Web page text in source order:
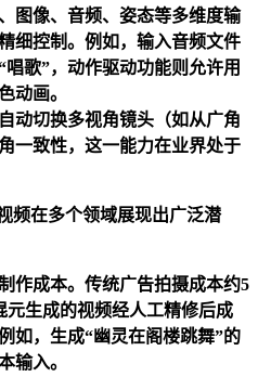
图像、音频、姿态等多维度输
细控制。例如，输入音频文件
歌”，动作驱动功能则允许用
动画。
动切换多视角镜头（如从广角
一致性，这一能力在业界处于
频在多个领域展现出广泛潜
作成本。传统广告拍摄成本约5
元生成的视频经人工精修后成
如，生成“幽灵在阁楼跳舞”的
输入。